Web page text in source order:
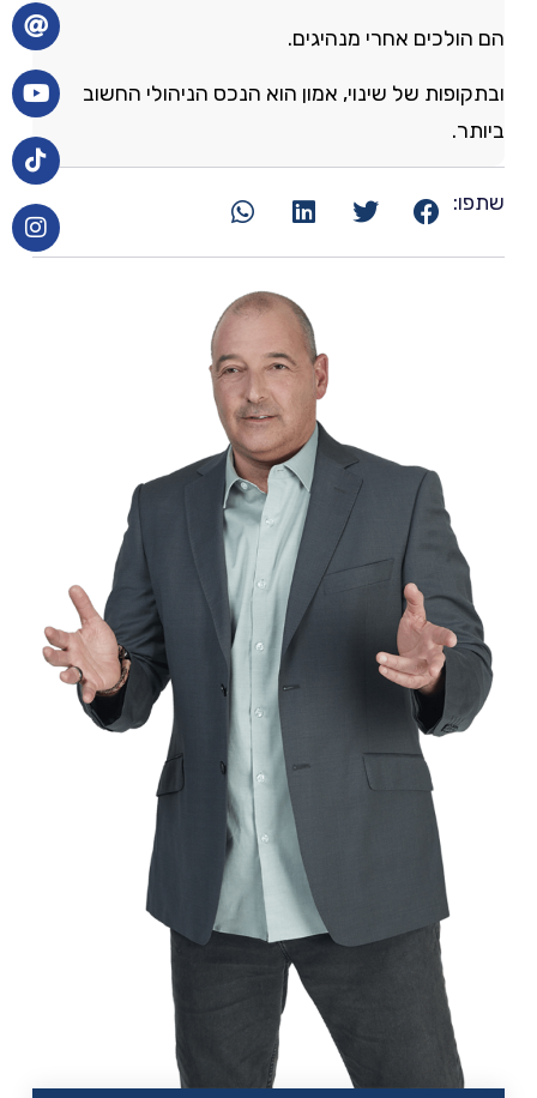
הם הולכים אחרי מנהיגים.
ובתקופות של שינוי, אמון הוא הנכס הניהולי החשוב
ביותר.
שתפו: